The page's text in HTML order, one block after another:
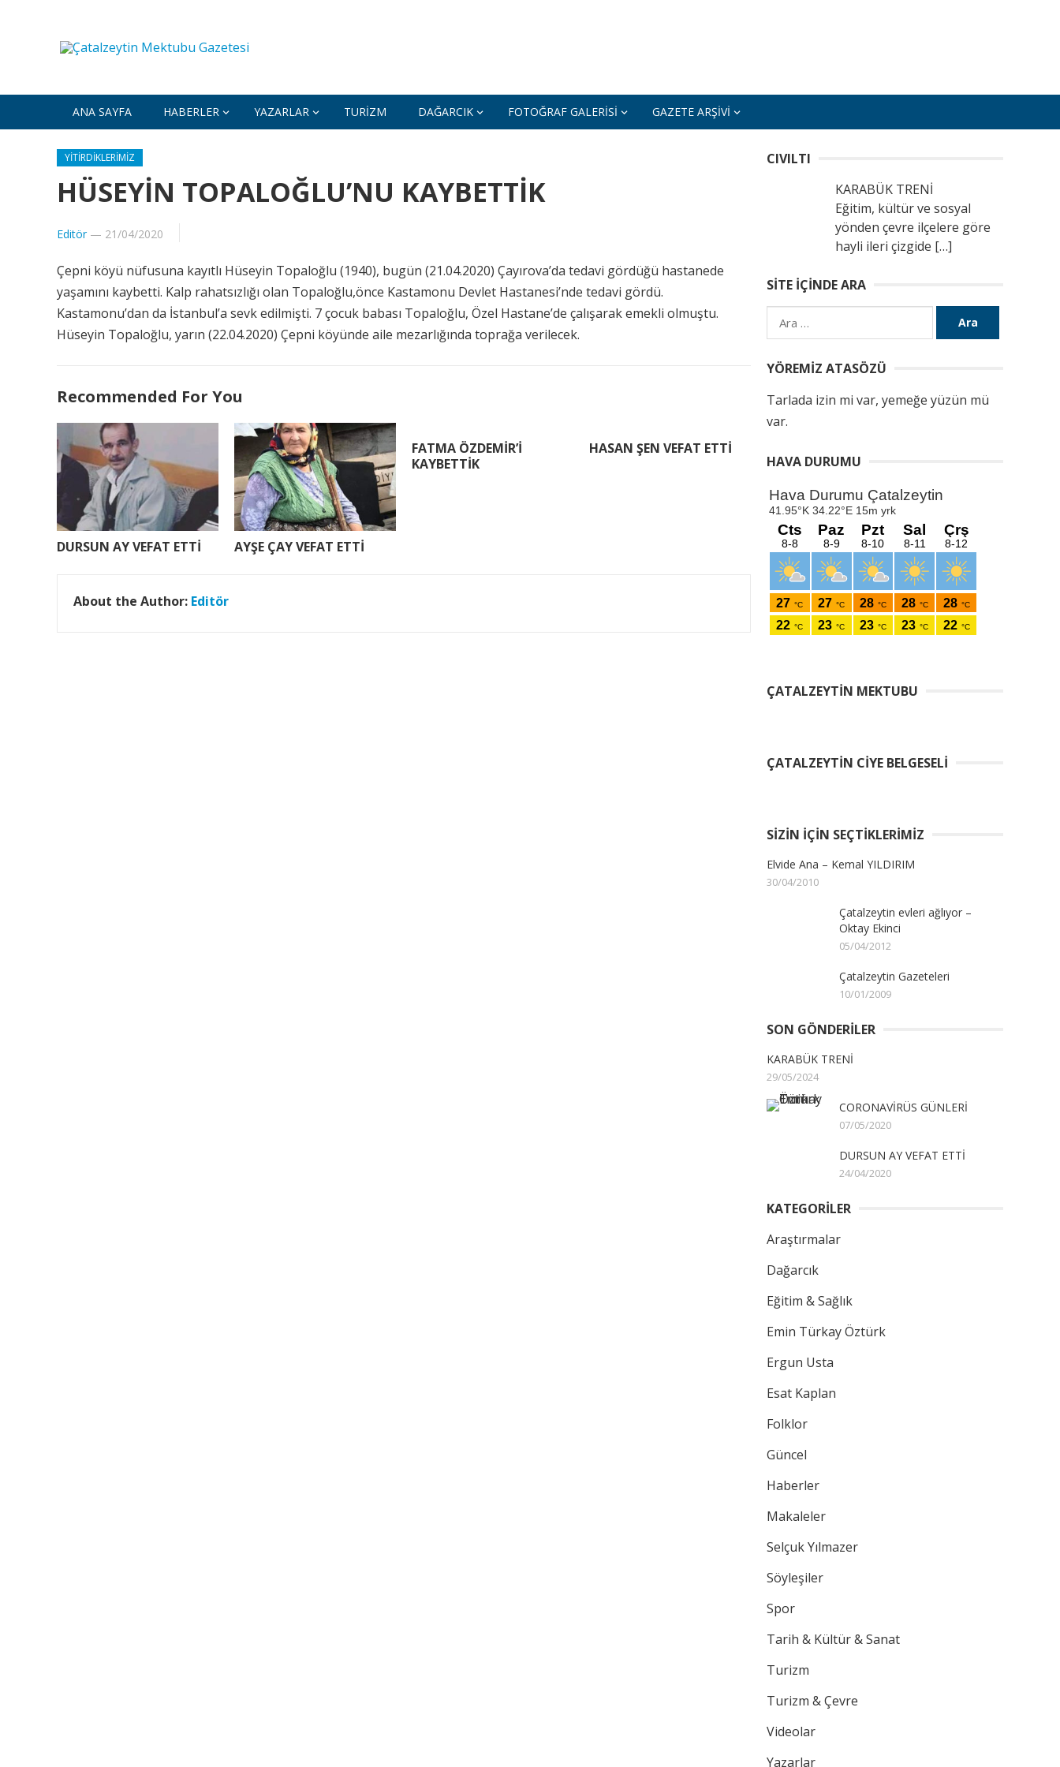
ANA SAYFA HABERLER YAZARLAR TURIZM DAĞARCIK FOTOĞRAF GALERISI GAZETE ARŞIVI
YITIRDIKLERIMIZ
HÜSEYİN TOPALOĞLU’NU KAYBETTİK
Editör— 21/04/2020
Çepni köyü nüfusuna kayıtlı Hüseyin Topaloğlu (1940), bugün (21.04.2020) Çayırova’da tedavi gördüğü hastanede
yaşamını kaybetti. Kalp rahatsızlığı olan Topaloğlu,önce Kastamonu Devlet Hastanesi’nde tedavi gördü.
Kastamonu’dan da İstanbul’a sevk edilmişti. 7 çocuk babası Topaloğlu, Özel Hastane’de çalışarak emekli olmuştu.
Hüseyin Topaloğlu, yarın (22.04.2020) Çepni köyünde aile mezarlığında toprağa verilecek.
Recommended For You
DURSUN AY VEFAT ETTİ AYŞE ÇAY VEFAT ETTİ
FATMA ÖZDEMİR’İ
KAYBETTİK
HASAN ŞEN VEFAT ETTİ
About the Author: Editör
CIVILTI
KARABÜK TRENİ
Eğitim, kültür ve sosyal
yönden çevre ilçelere göre
hayli ileri çizgide […]
SITE İÇINDE ARA
Arama:
YÖREMIZ ATASÖZÜ
Tarlada izin mi var, yemeğe yüzün mü
var.
HAVA DURUMU
ÇATALZEYTIN MEKTUBU
ÇATALZEYTIN CIYE BELGESELI
SIZIN İÇIN SEÇTIKLERIMIZ
Elvide Ana – Kemal YILDIRIM
30/04/2010
Çatalzeytin evleri ağlıyor –
Oktay Ekinci
05/04/2012
Çatalzeytin Gazeteleri
10/01/2009
SON GÖNDERILER
KARABÜK TRENİ
29/05/2024
CORONAVİRÜS GÜNLERİ
07/05/2020
DURSUN AY VEFAT ETTİ
24/04/2020
KATEGORİLER
Araştırmalar
Dağarcık
Eğitim & Sağlık
Emin Türkay Öztürk
Ergun Usta
Esat Kaplan
Folklor
Güncel
Haberler
Makaleler
Selçuk Yılmazer
Söyleşiler
Spor
Tarih & Kültür & Sanat
Turizm
Turizm & Çevre
Videolar
Yazarlar